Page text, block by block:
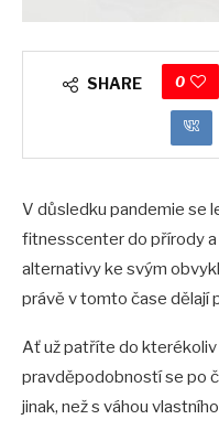
SHARE 0
V důsledku pandemie se
fitnesscenter do přírody a
alternativy ke svým
právě v tomto čase dělají
Ať už patříte do kterékoliv
pravděpodobností se po
jinak, než s váhou